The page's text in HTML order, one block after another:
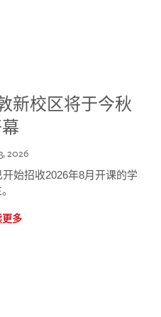
新校区将于今秋
2026
始招收2026年8月开课的学
多